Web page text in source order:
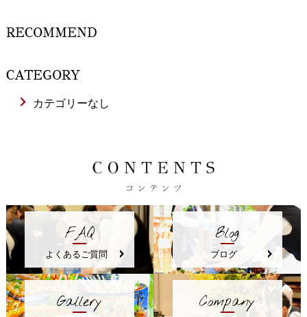
RECOMMEND
CATEGORY
カテゴリーなし
FAQ
よくあるご質問
Blog
ブログ
Gallery Company